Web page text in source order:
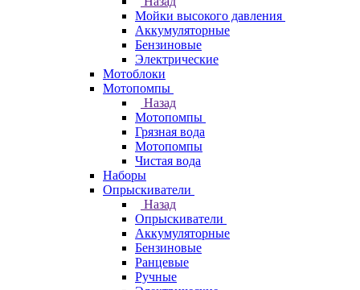
Мойки высокого давления
Аккумуляторные
Бензиновые
Электрические
Мотоблоки
Мотопомпы
Назад
Мотопомпы
Грязная вода
Мотопомпы
Чистая вода
Наборы
Опрыскиватели
Назад
Опрыскиватели
Аккумуляторные
Бензиновые
Ранцевые
Ручные